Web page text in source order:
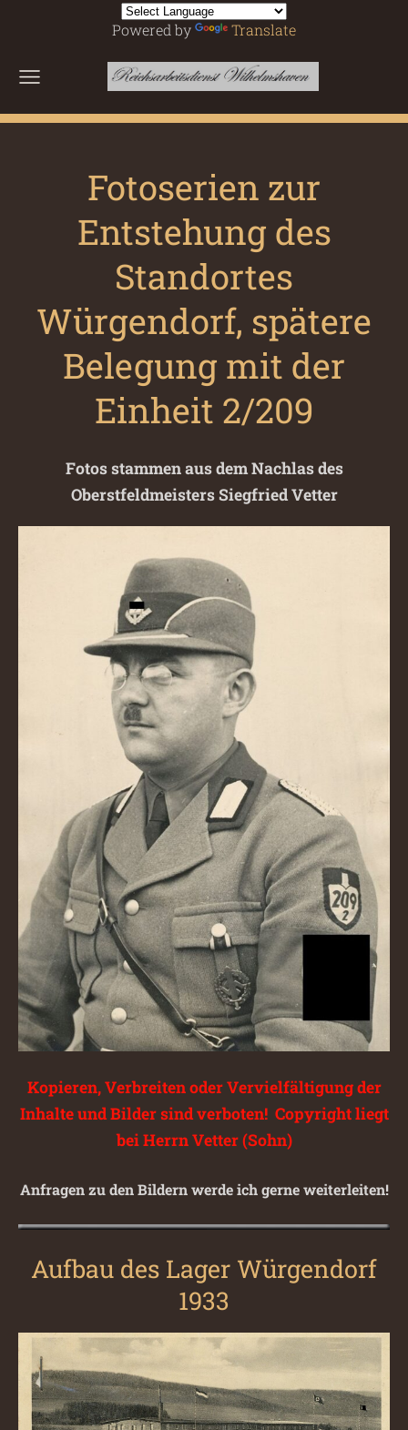
Powered by Translate
Fotoserien zur
Entstehung des
Standortes
Würgendorf, spätere
Belegung mit der
Einheit 2/209
Fotos stammen aus dem Nachlas des
Oberstfeldmeisters Siegfried Vetter
Kopieren, Verbreiten oder Vervielfältigung der
Inhalte und Bilder sind verboten! Copyright liegt
bei Herrn Vetter (Sohn)
Anfragen zu den Bildern werde ich gerne weiterleiten!
Aufbau des Lager Würgendorf
1933